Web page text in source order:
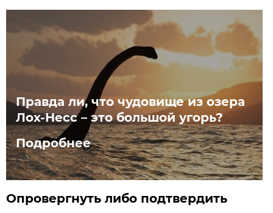
Правда ли, что чудовище из озера
Лох-Несс – это большой угорь?
Подробнее
Опровергнуть либо подтвердить